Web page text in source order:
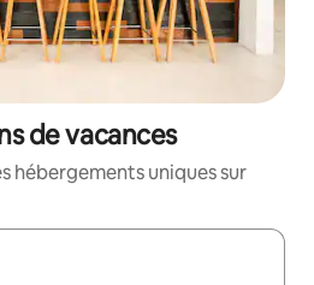
de vacances
hébergements uniques sur
utilisez les flèches vers le